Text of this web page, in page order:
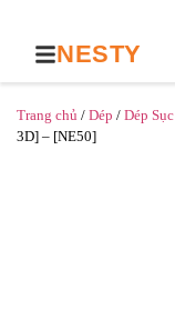
NESTY
Trang chủ / Dép / Dép Sục
3D] – [NE50]